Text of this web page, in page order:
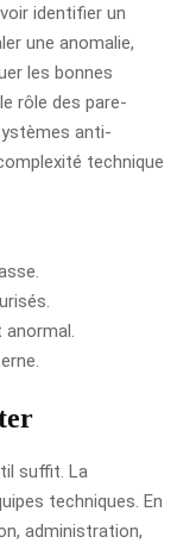
identifier un
une anomalie,
les bonnes
rôle des pare-
anti-
technique
suffit. La
techniques. En
administration,